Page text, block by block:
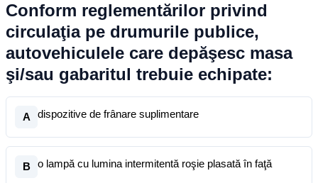
Conform reglementărilor privind
circulaţia pe drumurile publice,
autovehiculele care depăşesc masa
şi/sau gabaritul trebuie echipate:
A dispozitive de frânare suplimentare
B o lampă cu lumina intermitentă roşie plasată în faţă